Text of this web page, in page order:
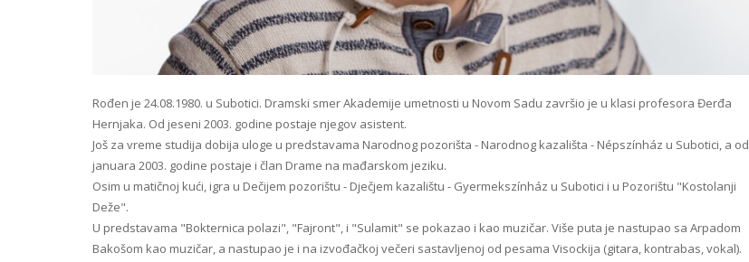
Rođen je 24.08.1980. u Subotici. Dramski smer Akademije umetnosti u Novom Sadu završio je u klasi profesora Đerđa
Hernjaka. Od jeseni 2003. godine postaje njegov asistent.
Još za vreme studija dobija uloge u predstavama Narodnog pozorišta - Narodnog kazališta - Népszínház u Subotici, a od
januara 2003. godine postaje i član Drame na mađarskom jeziku.
Osim u matičnoj kući, igra u Dečijem pozorištu - Dječjem kazalištu - Gyermekszínház u Subotici i u Pozorištu "Kostolanji
Deže".
U predstavama "Bokternica polazi", "Fajront", i "Sulamit" se pokazao i kao muzičar. Više puta je nastupao sa Arpadom
Bakošom kao muzičar, a nastupao je i na izvođačkoj večeri sastavljenoj od pesama Visockija (gitara, kontrabas, vokal).